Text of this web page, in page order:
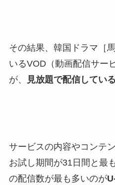
その結果、韓国ドラマ［
いるVOD（動画配信サー
が、
見放題で配信してい
サービスの内容やコンテ
お試し期間が31日間と最
の配信数が最も多いのが